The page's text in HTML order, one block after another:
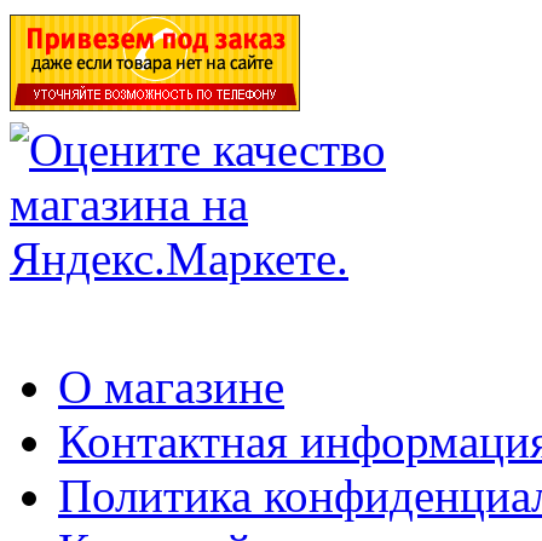
О магазине
Контактная
Политика